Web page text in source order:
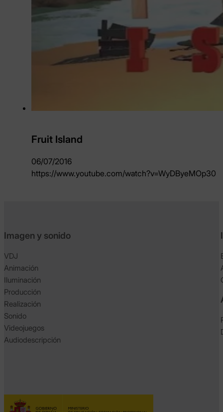
Fruit Island
06/07/2016
https://www.youtube.com/watch?v=WyDByeMOp30
Imagen y sonido
VDJ
Animación
Iluminación
Producción
Realización
Sonido
Videojuegos
Audiodescripción